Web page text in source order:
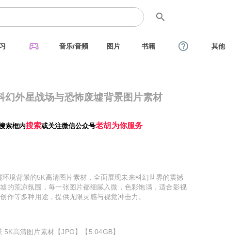
search
sports_esports 音乐/音频 图片 书籍 help_outline 其他
幻外星战场与恐怖废墟背景图片素材
索框内搜索或关注微信公众号老胡为你服务
境背景的5K高清图片素材，全面展现未来科幻世界的震撼
的荒凉氛围，每一张图片都细腻入微，色彩饱满，适合影视
作等多种用途，提供无限灵感与视觉冲击力。
高清图片素材【JPG】【5.04GB】